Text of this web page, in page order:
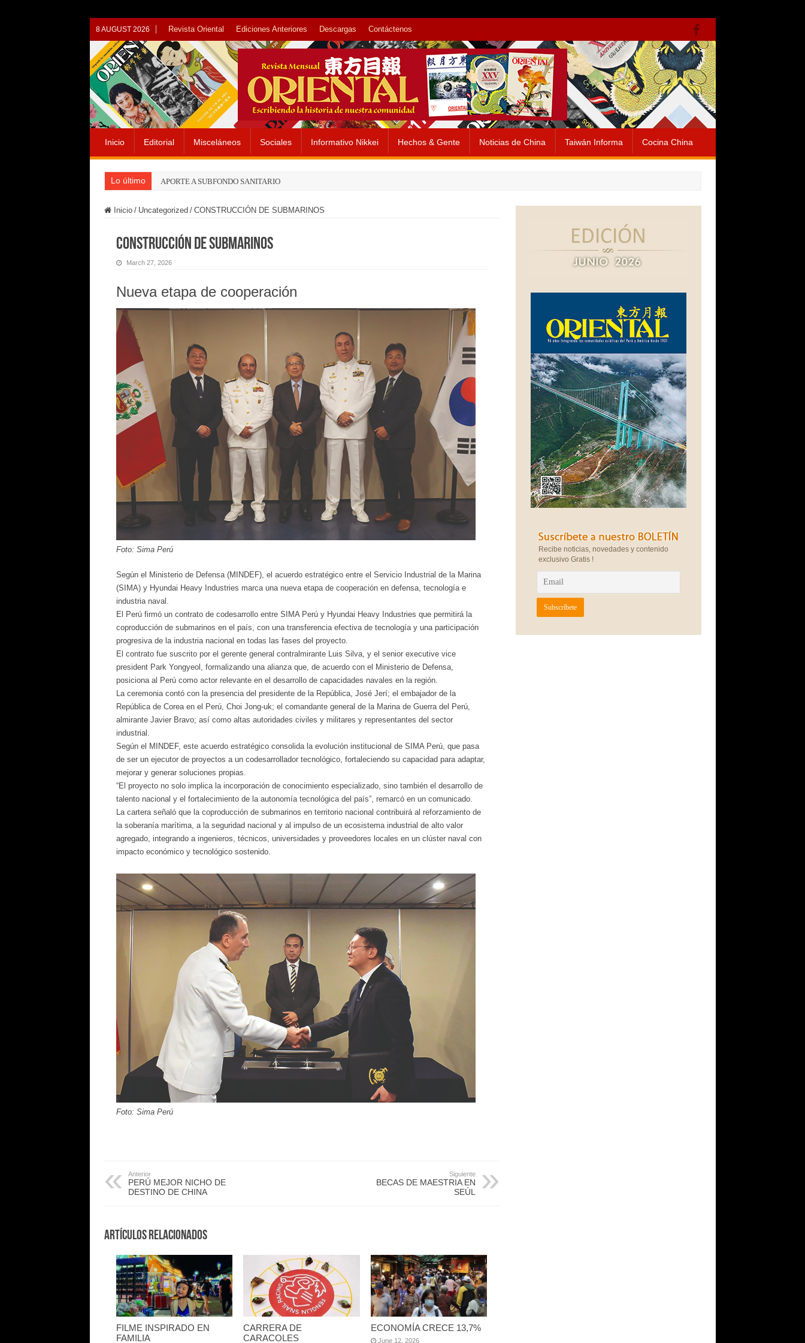
8 AUGUST 2026 Revista Oriental Ediciones Anteriores Descargas Contáctenos
Inicio Editorial Misceláneos Sociales Informativo Nikkei Hechos & Gente Noticias de China Taiwán Informa Cocina China
Lo último APORTE A SUBFONDO SANITARIO
Inicio / Uncategorized / CONSTRUCCIÓN DE SUBMARINOS
CONSTRUCCIÓN DE SUBMARINOS
March 27, 2026
Nueva etapa de cooperación
Foto: Sima Perú
Según el Ministerio de Defensa (MINDEF), el acuerdo estratégico entre el Servicio Industrial de la Marina
(SIMA) y Hyundai Heavy Industries marca una nueva etapa de cooperación en defensa, tecnología e
industria naval.
El Perú firmó un contrato de codesarrollo entre SIMA Perú y Hyundai Heavy Industries que permitirá la
coproducción de submarinos en el país, con una transferencia efectiva de tecnología y una participación
progresiva de la industria nacional en todas las fases del proyecto.
El contrato fue suscrito por el gerente general contralmirante Luis Silva, y el senior executive vice
president Park Yongyeol, formalizando una alianza que, de acuerdo con el Ministerio de Defensa,
posiciona al Perú como actor relevante en el desarrollo de capacidades navales en la región.
La ceremonia contó con la presencia del presidente de la República, José Jerí; el embajador de la
República de Corea en el Perú, Choi Jong-uk; el comandante general de la Marina de Guerra del Perú,
almirante Javier Bravo; así como altas autoridades civiles y militares y representantes del sector
industrial.
Según el MINDEF, este acuerdo estratégico consolida la evolución institucional de SIMA Perú, que pasa
de ser un ejecutor de proyectos a un codesarrollador tecnológico, fortaleciendo su capacidad para adaptar,
mejorar y generar soluciones propias.
“El proyecto no solo implica la incorporación de conocimiento especializado, sino también el desarrollo de
talento nacional y el fortalecimiento de la autonomía tecnológica del país”, remarcó en un comunicado.
La cartera señaló que la coproducción de submarinos en territorio nacional contribuirá al reforzamiento de
la soberanía marítima, a la seguridad nacional y al impulso de un ecosistema industrial de alto valor
agregado, integrando a ingenieros, técnicos, universidades y proveedores locales en un clúster naval con
impacto económico y tecnológico sostenido.
Foto: Sima Perú
Anterior
PERÚ MEJOR NICHO DE
DESTINO DE CHINA
Siguiente
BECAS DE MAESTRIA EN
SEÚL
Artículos Relacionados
FILME INSPIRADO EN
FAMILIA
CARRERA DE
CARACOLES
ECONOMÍA CRECE 13,7%
June 12, 2026
Recibe noticias, novedades y contenido
exclusivo Gratis !